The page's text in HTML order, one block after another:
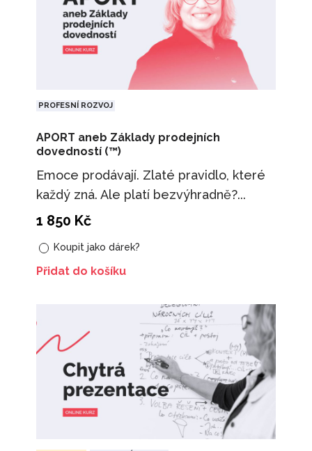
PROFESNÍ ROZVOJ
APORT aneb Základy prodejních
dovedností (™)
Emoce prodávají. Zlaté pravidlo, které
každý zná. Ale platí bezvýhradně?...
1 850 Kč
Koupit jako dárek?
Přidat do košíku